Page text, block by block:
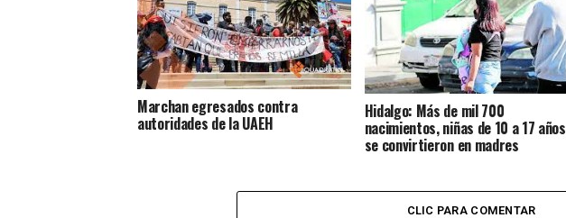
Marchan egresados contra
autoridades de la UAEH
Hidalgo: Más de mil 700
nacimientos, niñas de 10 a 17 años
se convirtieron en madres
CLIC PARA COMENTAR